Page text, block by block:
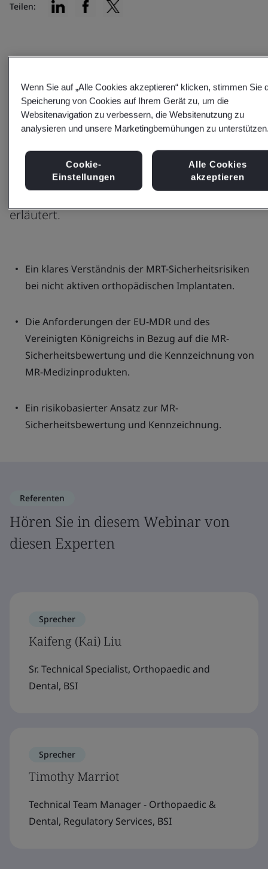
Teilen:
Königreichs und der EU sowie
zugehörige Standards
In diesem Webinar wird die Position von
BSI zur Sicherheit nichtaktiver
orthopädischer Implantate bei der
Magnetresonanztomographie (MRT)
erläutert.
Ein klares Verständnis der MRT-Sicherheitsrisiken
bei nicht aktiven orthopädischen Implantaten.
Die Anforderungen der EU-MDR und des
Vereinigten Königreichs in Bezug auf die MR-
Sicherheitsbewertung und die Kennzeichnung von
MR-Medizinprodukten.
Ein risikobasierter Ansatz zur MR-
Sicherheitsbewertung und Kennzeichnung.
Referenten
Hören Sie in diesem Webinar von
diesen Experten
Sprecher
Kaifeng (Kai) Liu
Sr. Technical Specialist, Orthopaedic and
Dental, BSI
Sprecher
Timothy Marriot
Technical Team Manager - Orthopaedic &
Dental, Regulatory Services, BSI
Wenn Sie auf „Alle Cookies akzeptieren“ klicken, stimmen Sie
Speicherung von Cookies auf Ihrem Gerät zu, um die
Websitenavigation zu verbessern, die Websitenutzung zu
analysieren und unsere Marketingbemühungen zu
Cookie-
Einstellungen
Alle Cookies
akzeptieren